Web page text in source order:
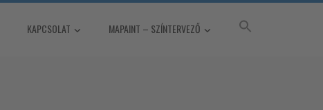
KAPCSOLAT MAPAINT – SZÍNTERVEZŐ